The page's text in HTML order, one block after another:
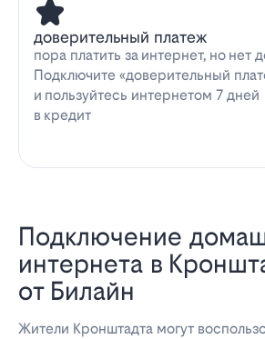
доверительный платеж
пора платить за интернет, но нет
Подключите «доверительный
и пользуйтесь интернетом 7 дней
в кредит
Подключение
интернета в
от Билайн
Жители Кронштадта могут